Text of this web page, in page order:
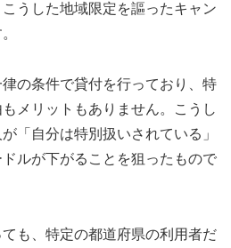
うした地域限定を謳ったキャン
の条件で貸付を行っており、特
メリットもありません。こうし
「自分は特別扱いされている」
ルが下がることを狙ったもので
も、特定の都道府県の利用者だ